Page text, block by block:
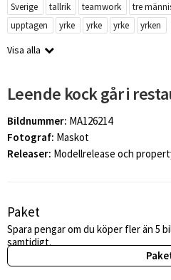
Sverige
tallrik teamwork tre
upptagen
yrke yrke yrke yrken
Visa alla
Leende kock går i
Bildnummer: MA126214
Fotograf: Maskot
Releaser: Modellrelease och
Paket
Spara pengar om du köper fler än 5
samtidigt.